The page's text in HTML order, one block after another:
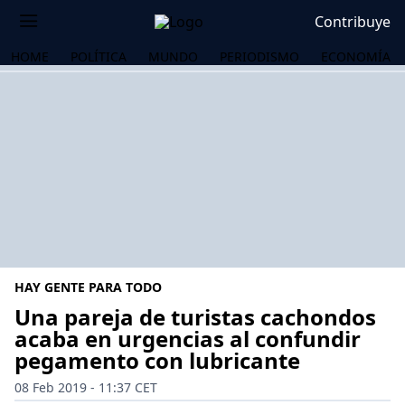
Contribuye
HOME POLÍTICA MUNDO PERIODISMO ECONOMÍA
HAY GENTE PARA TODO
Una pareja de turistas cachondos
acaba en urgencias al confundir
pegamento con lubricante
08 Feb 2019 - 11:37 CET